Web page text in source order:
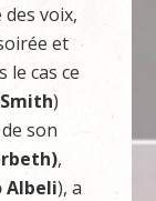
voix,
et
le cas ce
)
son
,
Albeli), a